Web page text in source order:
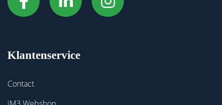
Klantenservice
Contact